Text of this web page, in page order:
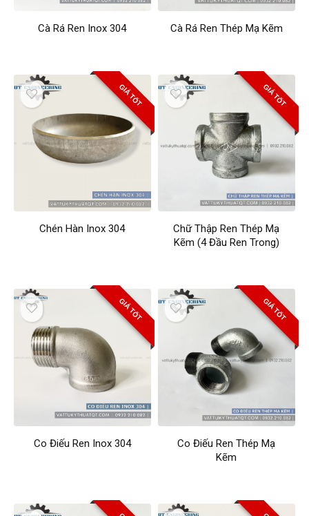
Cà Rá Ren Inox 304 Cà Rá Ren Thép Mạ Kẽm
GIÁ TỐT
Chén Hàn Inox 304
GIÁ TỐT
Chữ Thập Ren Thép Mạ
Kẽm (4 Đầu Ren Trong)
GIÁ TỐT
Co Điếu Ren Inox 304
GIÁ TỐT
Co Điếu Ren Thép Mạ
Kẽm